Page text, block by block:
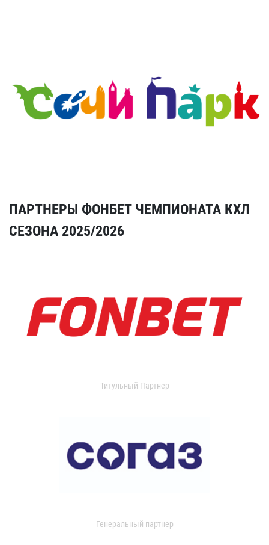
ПАРТНЕРЫ ФОНБЕТ ЧЕМПИОНАТА КХЛ
СЕЗОНА 2025/2026
Титульный Партнер
Генеральный партнер